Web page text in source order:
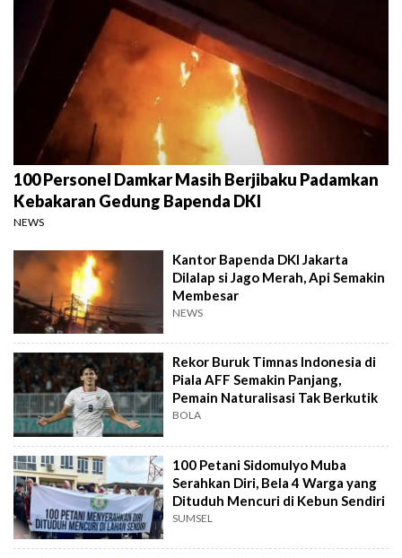
100 Personel Damkar Masih Berjibaku Padamkan
Kebakaran Gedung Bapenda DKI
NEWS
Kantor Bapenda DKI Jakarta
Dilalap si Jago Merah, Api Semakin
Membesar
NEWS
Rekor Buruk Timnas Indonesia di
Piala AFF Semakin Panjang,
Pemain Naturalisasi Tak Berkutik
BOLA
100 Petani Sidomulyo Muba
Serahkan Diri, Bela 4 Warga yang
Dituduh Mencuri di Kebun Sendiri
SUMSEL